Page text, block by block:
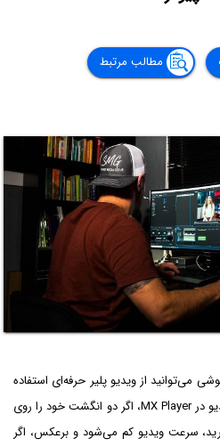
مطالب مرتبط
از ویدیو پلیر حرفه‌ای استفاده
کنید. به عنوان مثال حین پخش ویدیو در MX Player، اگر دو انگشت خود را روی
سرعت ویدیو کم می‌شود و برعکس، اگر